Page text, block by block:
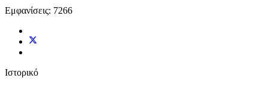
Εμφανίσεις: 7266
Ιστορικό